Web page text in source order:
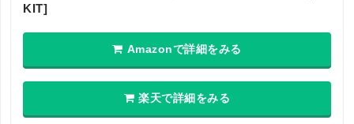
KIT]
Amazonで詳細をみる
楽天で詳細をみる